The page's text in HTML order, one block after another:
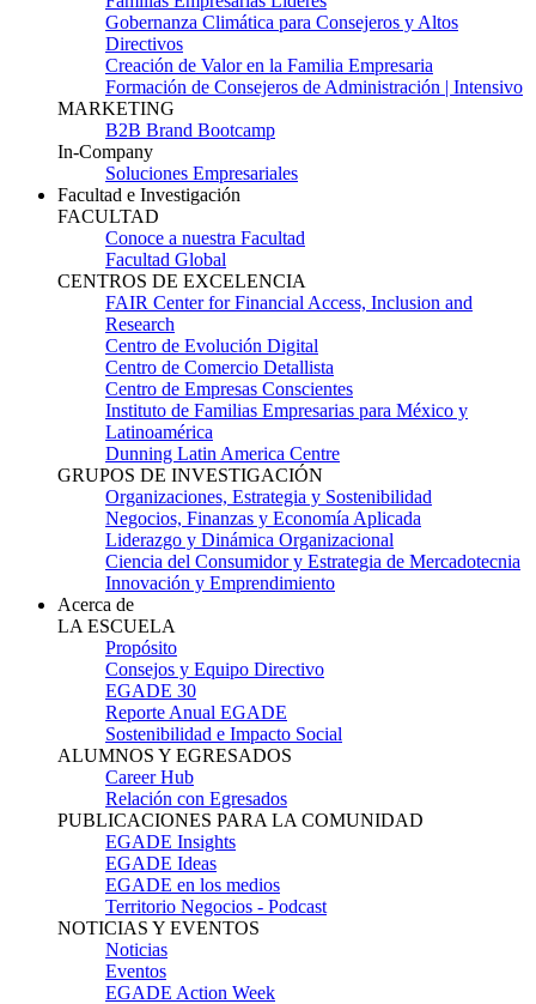
Gobernanza Climática para Consejeros y Altos
Directivos
Creación de Valor en la Familia Empresaria
Formación de Consejeros de Administración | Intensivo
MARKETING
B2B Brand Bootcamp
In-Company
Soluciones Empresariales
Facultad e Investigación
FACULTAD
Conoce a nuestra Facultad
Facultad Global
CENTROS DE EXCELENCIA
FAIR Center for Financial Access, Inclusion and
Research
Centro de Evolución Digital
Centro de Comercio Detallista
Centro de Empresas Conscientes
Instituto de Familias Empresarias para México y
Latinoamérica
Dunning Latin America Centre
GRUPOS DE INVESTIGACIÓN
Organizaciones, Estrategia y Sostenibilidad
Negocios, Finanzas y Economía Aplicada
Liderazgo y Dinámica Organizacional
Ciencia del Consumidor y Estrategia de Mercadotecnia
Innovación y Emprendimiento
Acerca de
LA ESCUELA
Propósito
Consejos y Equipo Directivo
EGADE 30
Reporte Anual EGADE
Sostenibilidad e Impacto Social
ALUMNOS Y EGRESADOS
Career Hub
Relación con Egresados
PUBLICACIONES PARA LA COMUNIDAD
EGADE Insights
EGADE Ideas
EGADE en los medios
Territorio Negocios - Podcast
NOTICIAS Y EVENTOS
Noticias
Eventos
EGADE Action Week